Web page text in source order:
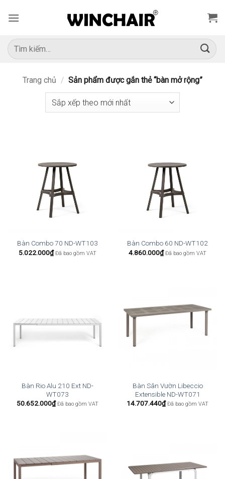
qua
dung
Tìm
kiếm:
Trang chủ / Sản phẩm được gắn thẻ “bàn mở rộng”
Bàn Combo 70 ND-WT103
5.022.000₫ Đã bao gồm VAT
Bàn Combo 60 ND-WT102
4.860.000₫ Đã bao gồm VAT
Bàn Rio Alu 210 Ext ND-
WT073
50.652.000₫ Đã bao gồm VAT
Bàn Sân Vườn Libeccio
Extensible ND-WT071
14.707.440₫ Đã bao gồm VAT